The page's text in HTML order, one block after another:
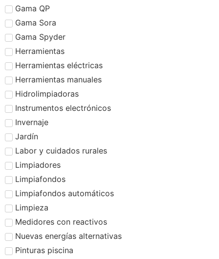
Gama QP
Gama Sora
Gama Spyder
Herramientas
Herramientas eléctricas
Herramientas manuales
Hidrolimpiadoras
Instrumentos electrónicos
Invernaje
Jardín
Labor y cuidados rurales
Limpiadores
Limpiafondos
Limpiafondos automáticos
Limpieza
Medidores con reactivos
Nuevas energías alternativas
Pinturas piscina